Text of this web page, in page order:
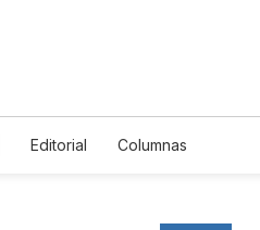
Editorial Columnas